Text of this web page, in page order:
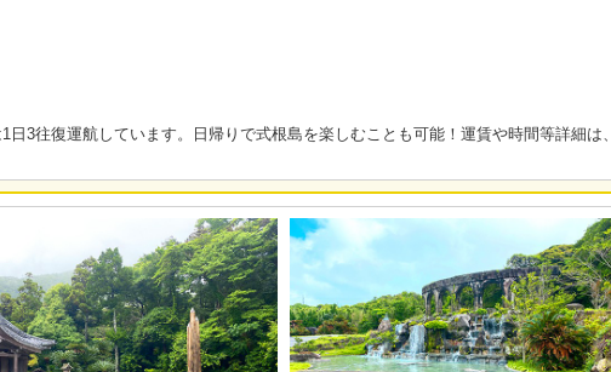
3往復運航しています。日帰りで式根島を楽しむことも可能！運賃や時間等詳細は、